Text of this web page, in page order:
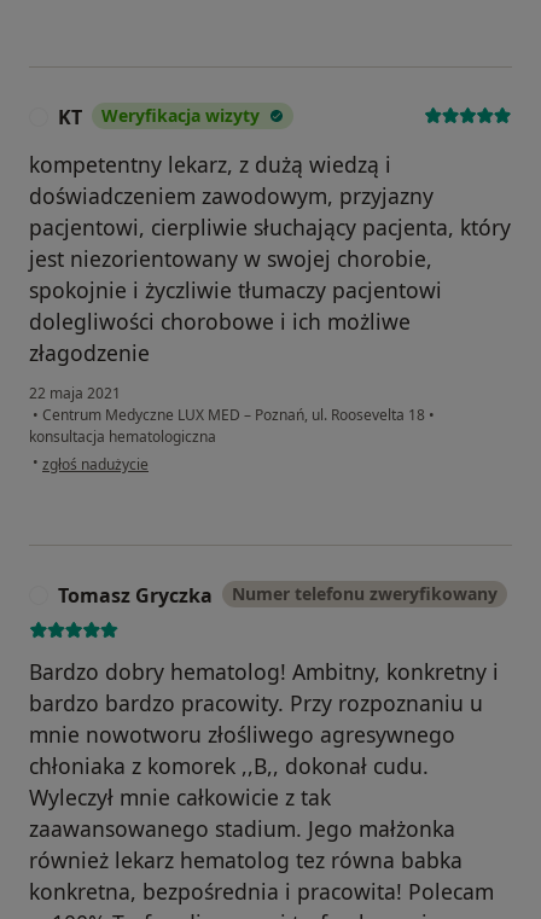
KT Weryfikacja wizyty
kompetentny lekarz, z dużą wiedzą i
doświadczeniem zawodowym, przyjazny
pacjentowi, cierpliwie słuchający pacjenta, który
jest niezorientowany w swojej chorobie,
spokojnie i życzliwie tłumaczy pacjentowi
dolegliwości chorobowe i ich możliwe
złagodzenie
22 maja 2021
• Centrum Medyczne LUX MED – Poznań, ul. Roosevelta 18 •
konsultacja hematologiczna
• w opinii użytkownika KT
zgłoś nadużycie
Tomasz Gryczka Numer telefonu zweryfikowany
Bardzo dobry hematolog! Ambitny, konkretny i
bardzo bardzo pracowity. Przy rozpoznaniu u
mnie nowotworu złośliwego agresywnego
chłoniaka z komorek ,,B,, dokonał cudu.
Wyleczył mnie całkowicie z tak
zaawansowanego stadium. Jego małżonka
również lekarz hematolog tez równa babka
konkretna, bezpośrednia i pracowita! Polecam